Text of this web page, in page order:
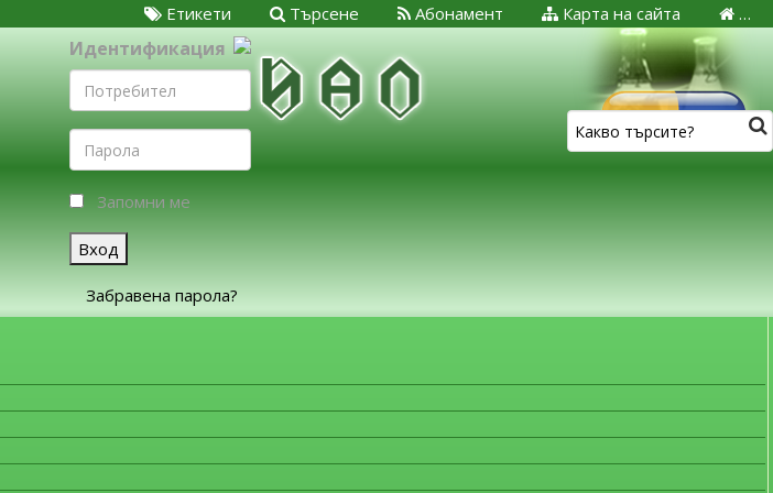
…
Карта на сайта
Абонамент
Търсене
Етикети
Идентификация
Запомни ме
Вход
Забравена парола?